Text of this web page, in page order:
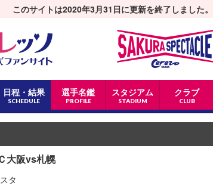
日程・結果
SCHEDULE
選手名鑑
PROFILE
スタジアム
STADIUM
クラブ
CLUB
このサイトは2020年3月31日に更新を終了しました。
大阪vs札幌
タ